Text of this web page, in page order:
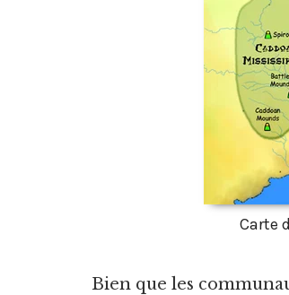
Carte
Bien que les